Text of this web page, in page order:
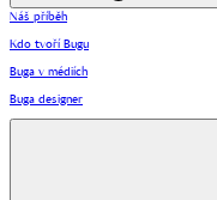
Náš příběh
Kdo tvoří Bugu
Buga v médiích
Buga designer